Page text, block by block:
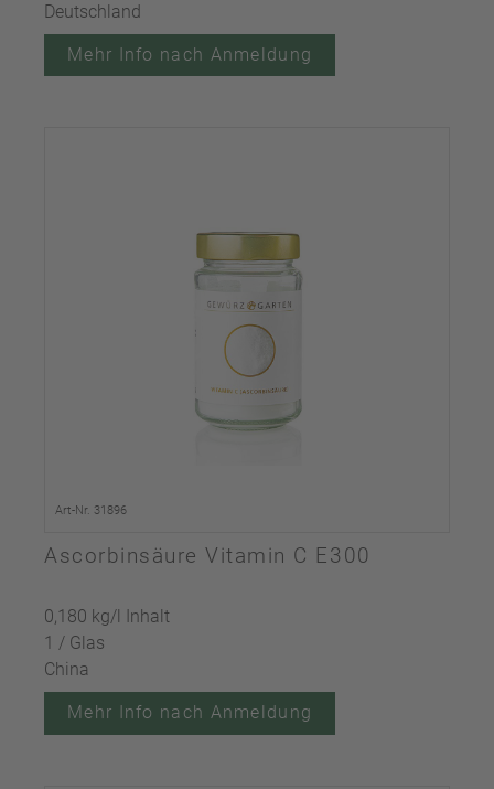
Deutschland
Mehr Info nach Anmeldung
Art-Nr. 31896
Ascorbinsäure Vitamin C E300
0,180 kg/l Inhalt
1 / Glas
China
Mehr Info nach Anmeldung